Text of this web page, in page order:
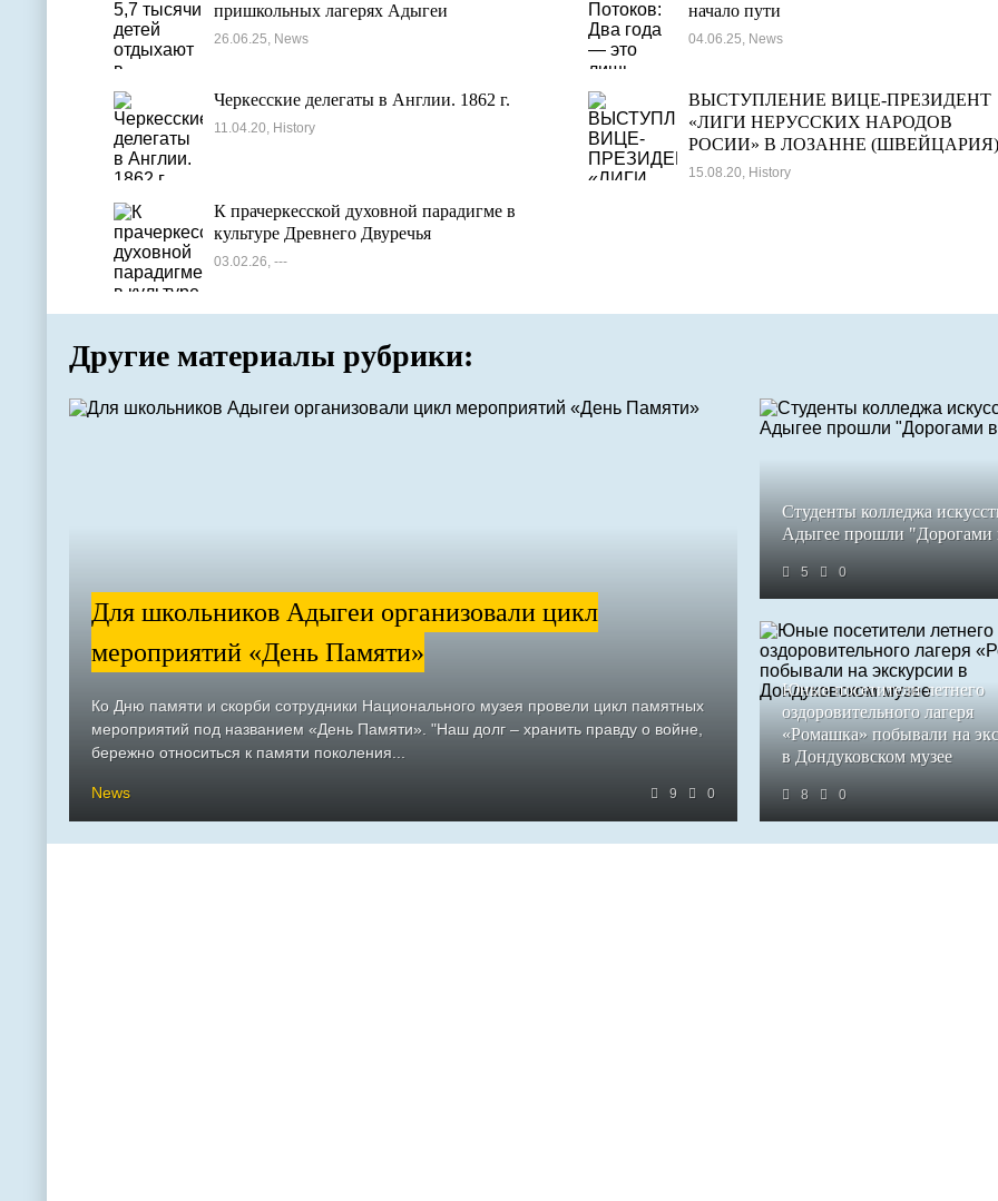
пришкольных лагерях Адыгеи
26.06.25, News
начало пути
04.06.25, News
Черкесские делегаты в Англии. 1862 г.
11.04.20, History
ВЫСТУПЛЕНИЕ ВИЦЕ-ПРЕЗИДЕНТ
«ЛИГИ НЕРУССКИХ НАРОДОВ
РОСИИ» В ЛОЗАННЕ
15.08.20, History
К прачеркесской духовной парадигме в
культуре Древнего Двуречья
03.02.26, ---
Другие материалы рубрики:
Для школьников Адыгеи организовали цикл
мероприятий «День Памяти»
Ко Дню памяти и скорби сотрудники Национального музея провели цикл памятных
мероприятий под названием «День Памяти». "Наш долг – хранить правду о войне,
бережно относиться к памяти поколения...
News 9 0
Студенты колледжа
Адыгее прошли
5 0
Юные посетители летнего
оздоровительного лагеря
«Ромашка» побывали на
в Дондуковском музее
8 0